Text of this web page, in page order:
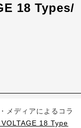
18 Types/
メディアによるコラ
18 Type